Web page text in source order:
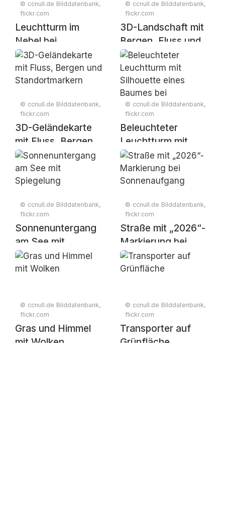
© ccnull.de Bilddatenbank,
flickr.com
Leuchtturm im
Nebel bei
Sonnenaufgang
© ccnull.de Bilddatenbank,
flickr.com
3D-Landschaft mit
Bergen, Fluss und
Standortmarkern
© ccnull.de Bilddatenbank,
flickr.com
3D-Geländekarte
mit Fluss, Bergen
und
Standortmarkern
© ccnull.de Bilddatenbank,
flickr.com
Beleuchteter
Leuchtturm mit
Silhouette eines
Baumes bei
Sonnenuntergang
© ccnull.de Bilddatenbank,
flickr.com
Sonnenuntergang
am See mit
Spiegelung
© ccnull.de Bilddatenbank,
flickr.com
Straße mit „2026“-
Markierung bei
Sonnenaufgang
© ccnull.de Bilddatenbank,
flickr.com
Gras und Himmel
mit Wolken
© ccnull.de Bilddatenbank,
flickr.com
Transporter auf
Grünfläche